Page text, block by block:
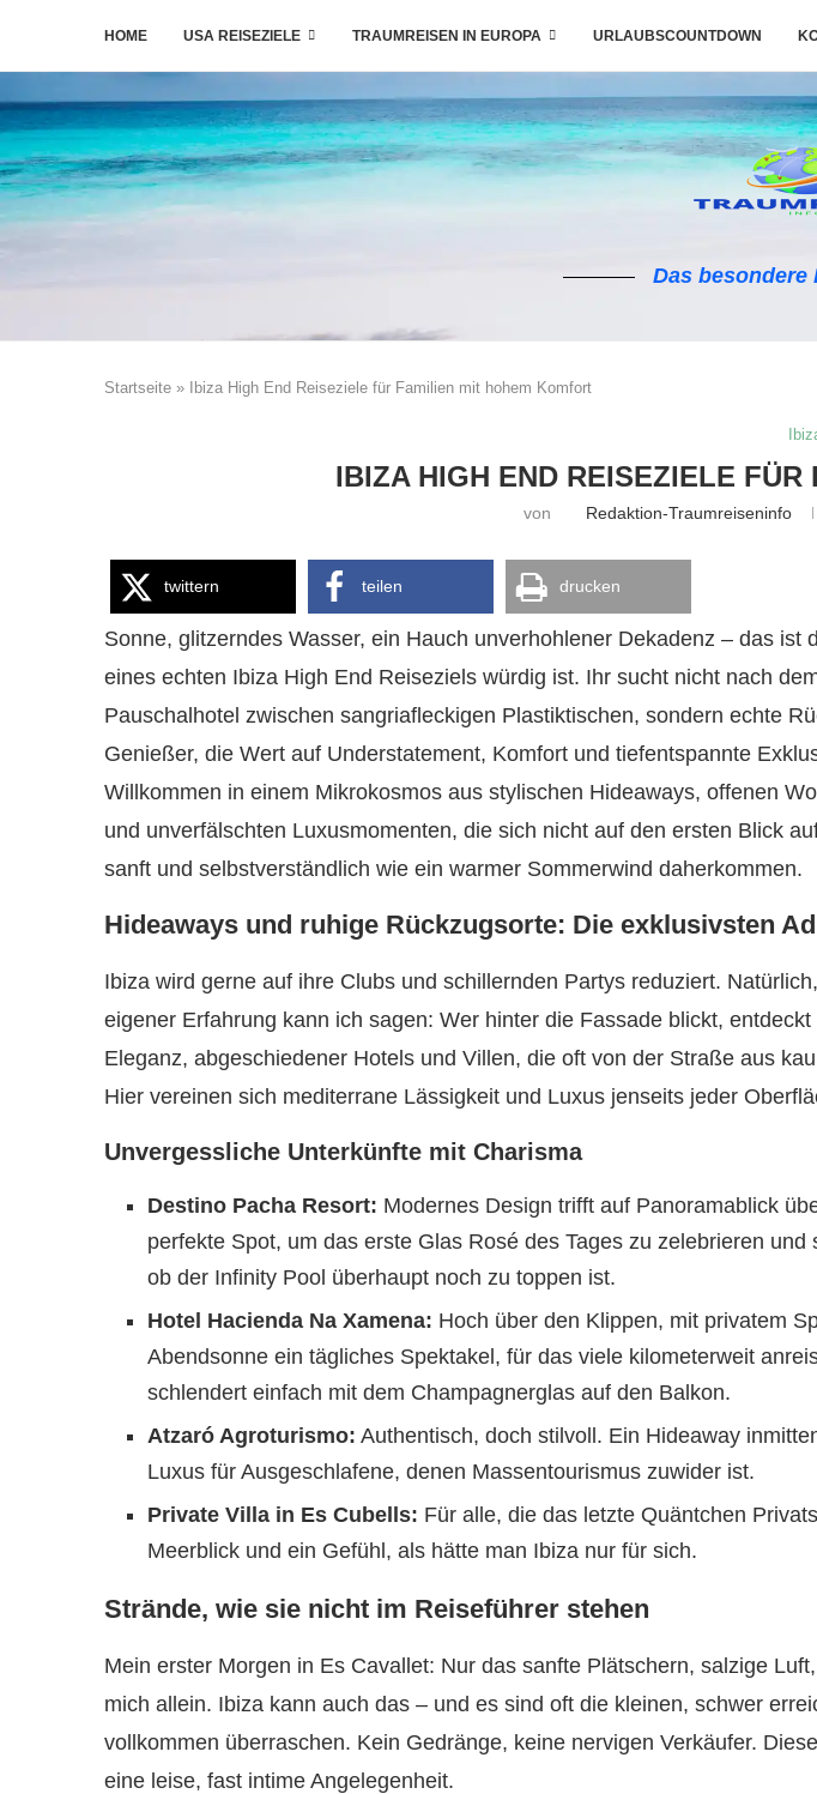
HOME USA REISEZIELE TRAUMREISEN IN EUROPA URLAUBSCOUNTDOWN
Das besondere
Startseite » Ibiza High End Reiseziele für Familien mit hohem Komfort
IBIZA HIGH END REISEZIELE
von Redaktion-Traumreiseninfo
twittern teilen drucken
Sonne, glitzerndes Wasser, ein Hauch unverhohlener Dekadenz – das ist
eines echten Ibiza High End Reiseziels würdig ist. Ihr sucht nicht nach
Pauschalhotel zwischen sangriafleckigen Plastiktischen, sondern echte
Genießer, die Wert auf Understatement, Komfort und tiefentspannte
Willkommen in einem Mikrokosmos aus stylischen Hideaways, offenen
und unverfälschten Luxusmomenten, die sich nicht auf den ersten Blick
sanft und selbstverständlich wie ein warmer Sommerwind daherkommen.
Hideaways und ruhige Rückzugsorte: Die exklusivsten
Ibiza wird gerne auf ihre Clubs und schillernden Partys reduziert.
eigener Erfahrung kann ich sagen: Wer hinter die Fassade blickt,
Eleganz, abgeschiedener Hotels und Villen, die oft von der Straße aus
Hier vereinen sich mediterrane Lässigkeit und Luxus jenseits jeder
Unvergessliche Unterkünfte mit Charisma
Destino Pacha Resort: Modernes Design trifft auf Panoramablick
perfekte Spot, um das erste Glas Rosé des Tages zu zelebrieren und
ob der Infinity Pool überhaupt noch zu toppen ist.
Hotel Hacienda Na Xamena: Hoch über den Klippen, mit privatem
Abendsonne ein tägliches Spektakel, für das viele kilometerweit
schlendert einfach mit dem Champagnerglas auf den Balkon.
Atzaró Agroturismo: Authentisch, doch stilvoll. Ein Hideaway
Luxus für Ausgeschlafene, denen Massentourismus zuwider ist.
Private Villa in Es Cubells: Für alle, die das letzte Quäntchen
Meerblick und ein Gefühl, als hätte man Ibiza nur für sich.
Strände, wie sie nicht im Reiseführer stehen
Mein erster Morgen in Es Cavallet: Nur das sanfte Plätschern, salzige
mich allein. Ibiza kann auch das – und es sind oft die kleinen, schwer
vollkommen überraschen. Kein Gedränge, keine nervigen Verkäufer.
eine leise, fast intime Angelegenheit.